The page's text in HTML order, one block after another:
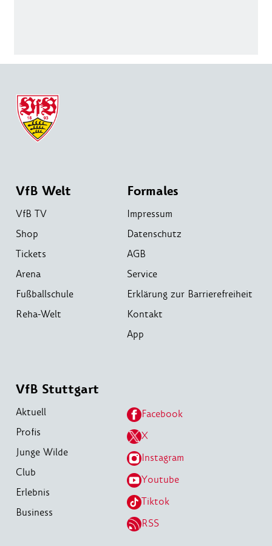
VfB Welt
VfB TV
Shop
Tickets
Arena
Fußballschule
Reha-Welt
Formales
Impressum
Datenschutz
AGB
Service
Erklärung zur Barrierefreiheit
Kontakt
App
VfB Stuttgart
Aktuell
Profis
Junge Wilde
Club
Erlebnis
Business
Facebook
X
Instagram
Youtube
Tiktok
RSS